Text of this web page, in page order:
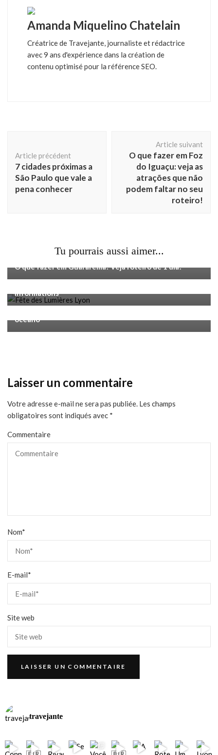
Amanda Miquelino Chatelain
Créatrice de Travejante, journaliste et rédactrice
avec 9 ans d'expérience dans la création de
contenu optimisé pour la référence SEO.
Article précédent
7 cidades próximas a
São Paulo que vale a
pena conhecer
Article suivant
O que fazer em Foz
do Iguaçu: veja as
atrações que não
podem faltar no seu
roteiro!
Tu pourrais aussi aimer...
O que fazer em Guararema? Veja roteiro de 1 dia!
Voyage
informations
Voyage
oceano
Laisser un commentaire
Votre adresse e-mail ne sera pas publiée. Les champs
obligatoires sont indiqués avec *
Commentaire
Nom*
E-mail*
Site web
travejante